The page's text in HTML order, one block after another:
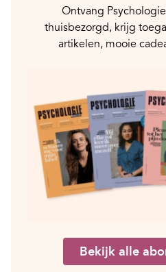
Ontvang
thuisbezorgd, krijg
artikelen, mooie
Bekijk alle